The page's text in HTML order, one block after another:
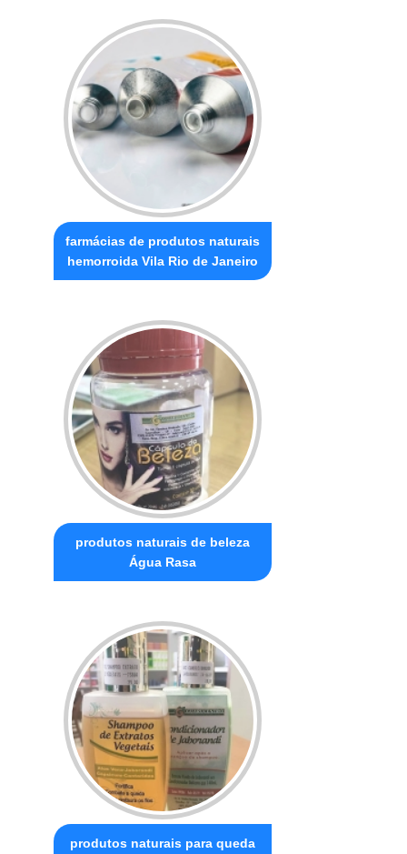
farmácias de produtos naturais
hemorroida Vila Rio de Janeiro
produtos naturais de beleza
Água Rasa
produtos naturais para queda